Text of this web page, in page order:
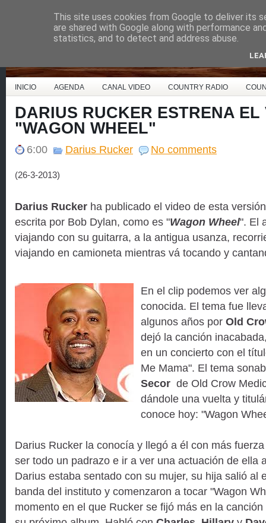
Country Music España
INICIO AGENDA CANAL VIDEO COUNTRY RADIO
DARIUS RUCKER ESTRENA EL
"WAGON WHEEL"
6:00 Darius Rucker No comments
(26-3-2013)
Darius Rucker ha publicado el video de esta
escrita por Bob Dylan, como es "Wagon Wheel". El
viajando con su guitarra, a la antigua usanza,
viajando en camioneta mientras vá tocando y
En el clip podemos ver
conocida. El tema fue
algunos años por Old
dejó la canción
en un concierto con el
Me Mama". El tema
Secor de Old Crow
dándole una vuelta y
conoce hoy: "Wagon
Darius Rucker la conocía y llegó a él con más
ser todo un padrazo e ir a ver una actuación de ella
Darius estaba sentado con su mujer, su hija salió al
banda del instituto y comenzaron a tocar "Wagon
momento en el que Rucker se fijó más en la
This site uses cookies from Google to deliver its
are shared with Google along with performance
statistics, and to detect and address abuse.